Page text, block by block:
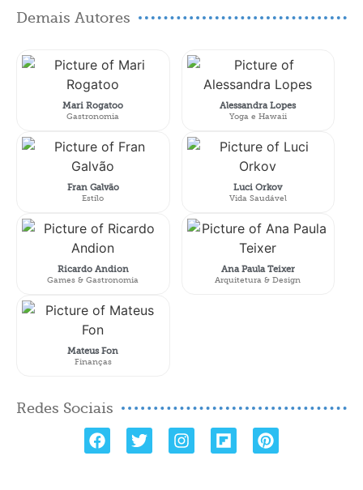
Demais Autores
Mari Rogatoo
Gastronomia
Fran Galvão
Estilo
Ricardo Andion
Games & Gastronomia
Mateus Fon
Finanças
Alessandra Lopes
Yoga e Hawaii
Luci Orkov
Vida Saudável
Ana Paula Teixer
Arquitetura & Design
Redes Sociais